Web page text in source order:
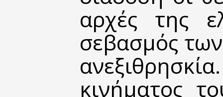
αρχές της
σεβασμός
κινήματος